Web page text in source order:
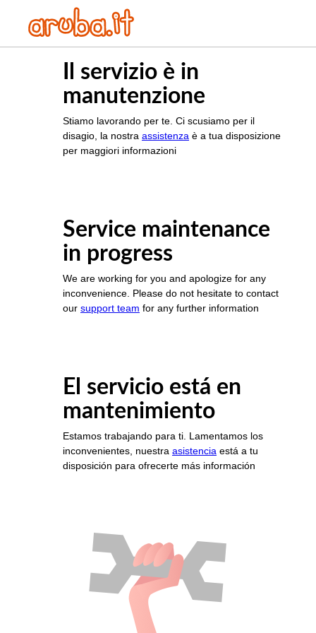
Il servizio è in
manutenzione
Stiamo lavorando per te. Ci scusiamo per il
disagio, la nostra assistenza è a tua disposizione
per maggiori informazioni
Service maintenance
in progress
We are working for you and apologize for any
inconvenience. Please do not hesitate to contact
our support team for any further information
El servicio está en
mantenimiento
Estamos trabajando para ti. Lamentamos los
inconvenientes, nuestra asistencia está a tu
disposición para ofrecerte más información